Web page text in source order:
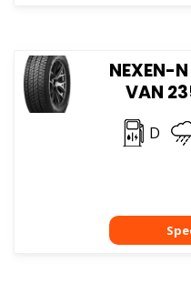
NEXEN-
VAN
D